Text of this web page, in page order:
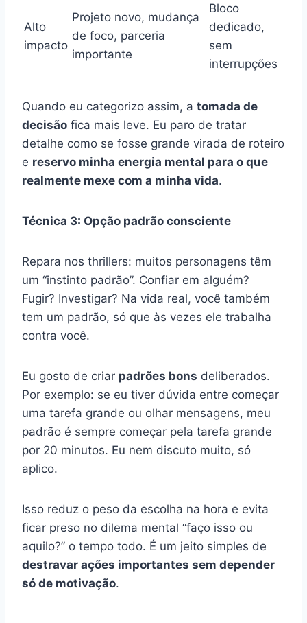
Alto
impacto
Projeto novo, mudança
de foco, parceria
importante
Bloco
dedicado,
sem
interrupções
Quando eu categorizo assim, a tomada de
decisão fica mais leve. Eu paro de tratar
detalhe como se fosse grande virada de roteiro
e reservo minha energia mental para o que
realmente mexe com a minha vida.
Técnica 3: Opção padrão consciente
Repara nos thrillers: muitos personagens têm
um “instinto padrão”. Confiar em alguém?
Fugir? Investigar? Na vida real, você também
tem um padrão, só que às vezes ele trabalha
contra você.
Eu gosto de criar padrões bons deliberados.
Por exemplo: se eu tiver dúvida entre começar
uma tarefa grande ou olhar mensagens, meu
padrão é sempre começar pela tarefa grande
por 20 minutos. Eu nem discuto muito, só
aplico.
Isso reduz o peso da escolha na hora e evita
ficar preso no dilema mental “faço isso ou
aquilo?” o tempo todo. É um jeito simples de
destravar ações importantes sem depender
só de motivação.